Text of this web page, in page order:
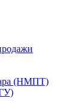
(НМПТ)